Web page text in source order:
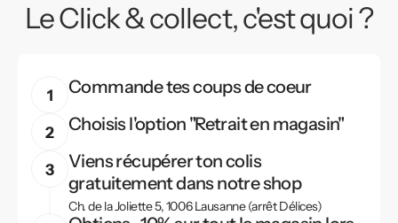
Le Click & collect, c'est quoi ?
Commande tes coups de coeur
Choisis l'option "Retrait en magasin"
Viens récupérer ton colis
gratuitement dans notre shop
Ch. de la Joliette 5, 1006 Lausanne (arrêt Délices)